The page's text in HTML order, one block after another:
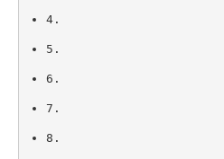
4.
5.
6.
7.
8.